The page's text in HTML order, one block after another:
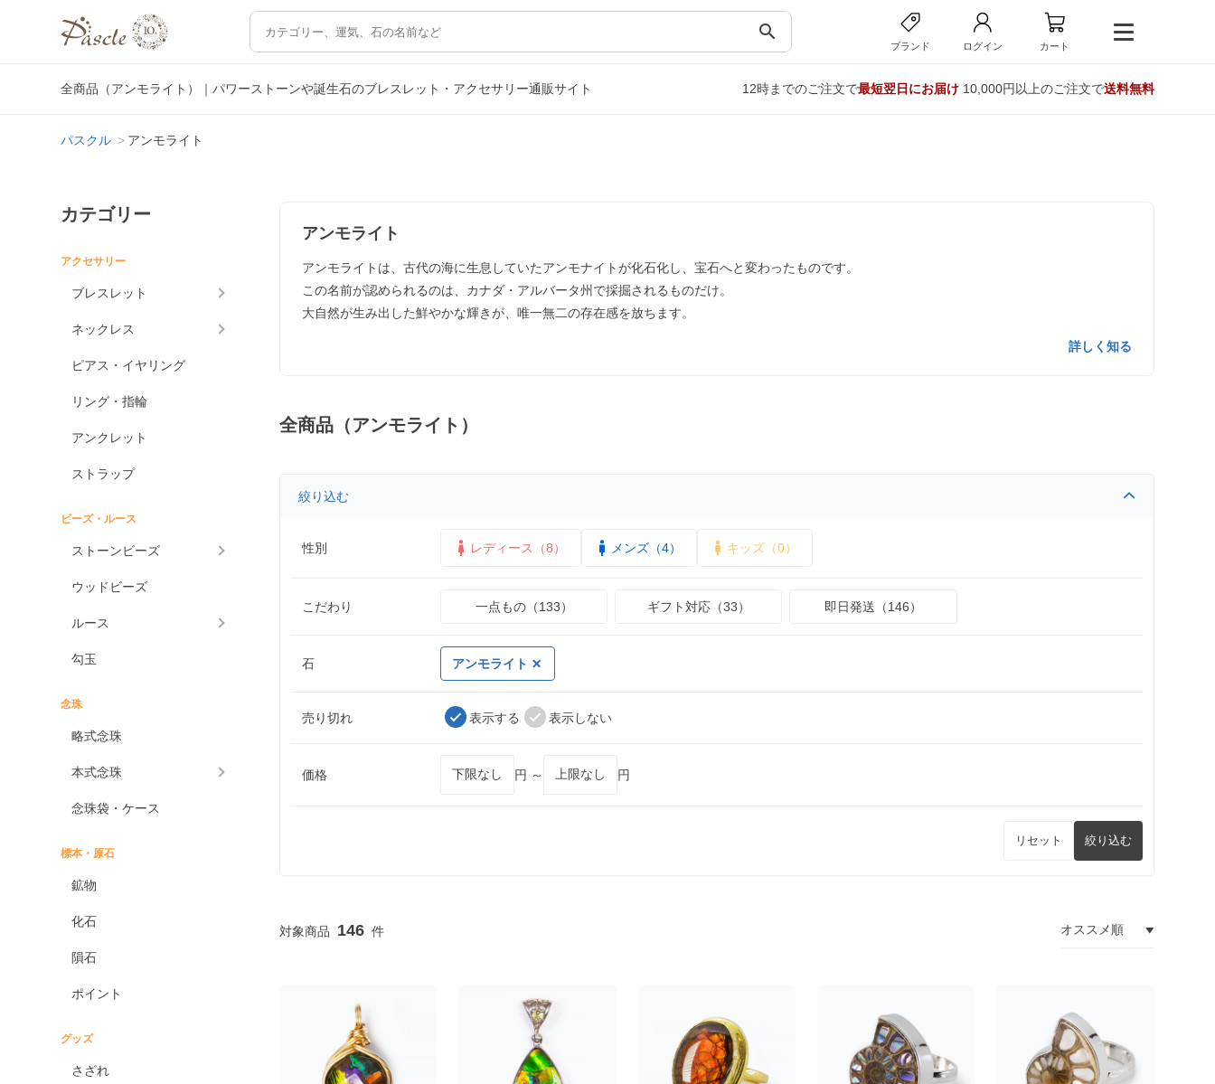
search
ブランド ログイン カート
全商品（アンモライト）｜パワーストーンや誕生石のブレスレット・アクセサリー通販サイト 12時までのご注文で最短翌日にお届け10,000円以上のご注文で送料無料
パスクル アンモライト
カテゴリー
アクセサリー
ブレスレット
ネックレス
ピアス・イヤリング
リング・指輪
アンクレット
ストラップ
ビーズ・ルース
ストーンビーズ
ウッドビーズ
ルース
勾玉
念珠
略式念珠
本式念珠
念珠袋・ケース
標本・原石
鉱物
化石
隕石
ポイント
グッズ
さざれ
アンモライト
アンモライトは、古代の海に生息していたアンモナイトが化石化し、宝石へと変わったものです。
この名前が認められるのは、カナダ・アルバータ州で採掘されるものだけ。
大自然が生み出した鮮やかな輝きが、唯一無二の存在感を放ちます。
詳しく知る
全商品（アンモライト）
絞り込む
性別 レディース（8） メンズ（4） キッズ（0）
こだわり 一点もの（133） ギフト対応（33） 即日発送（146）
石 アンモライト
売り切れ 表示する 表示しない
価格 円 ～ 円
リセット 絞り込む
146